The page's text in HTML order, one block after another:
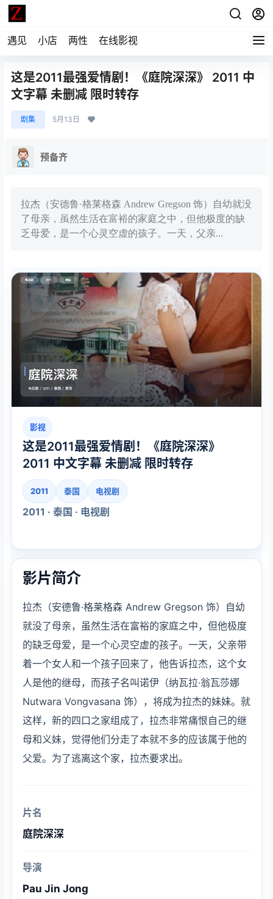
遇见 小店 两性 在线影视
这是2011最强爱情剧！《庭院深深》 2011 中
文字幕 未删减 限时转存
剧集 5月13日
预备齐
拉杰（安德鲁·格莱格森 Andrew Gregson 饰）自幼就没
了母亲，虽然生活在富裕的家庭之中，但他极度的缺
乏母爱，是一个心灵空虚的孩子。一天，父亲...
影视
这是2011最强爱情剧！《庭院深深》
2011 中文字幕 未删减 限时转存
2011 泰国 电视剧
2011 · 泰国 · 电视剧
影片简介
拉杰（安德鲁·格莱格森 Andrew Gregson 饰）自幼
就没了母亲，虽然生活在富裕的家庭之中，但他极度
的缺乏母爱，是一个心灵空虚的孩子。一天，父亲带
着一个女人和一个孩子回来了，他告诉拉杰，这个女
人是他的继母，而孩子名叫诺伊（纳瓦拉·翁瓦莎娜
Nutwara Vongvasana 饰），将成为拉杰的妹妹。就
这样，新的四口之家组成了，拉杰非常痛恨自己的继
母和义妹，觉得他们分走了本就不多的应该属于他的
父爱。为了逃离这个家，拉杰要求出。
片名
庭院深深
导演
Pau Jin Jong